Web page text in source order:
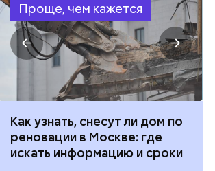
Проще, чем кажется
Как узнать, снесут ли дом по
реновации в Москве: где
искать информацию и сроки